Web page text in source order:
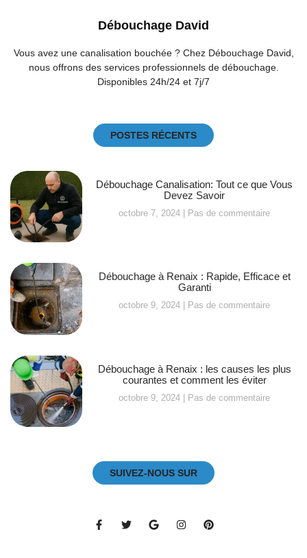
Débouchage David
Vous avez une canalisation bouchée ? Chez Débouchage David,
nous offrons des services professionnels de débouchage.
Disponibles 24h/24 et 7j/7
POSTES RÉCENTS
Débouchage Canalisation: Tout ce que Vous
Devez Savoir
octobre 7, 2024 Pas de commentaire
Débouchage à Renaix : Rapide, Efficace et
Garanti
octobre 9, 2024 Pas de commentaire
Débouchage à Renaix : les causes les plus
courantes et comment les éviter
octobre 9, 2024 Pas de commentaire
SUIVEZ-NOUS SUR